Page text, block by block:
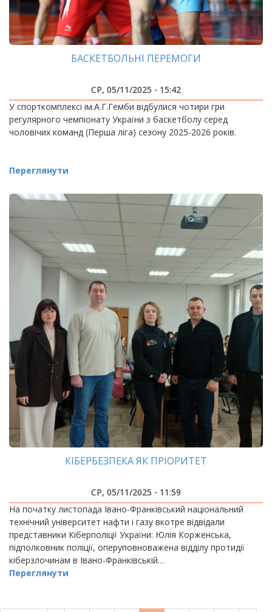
БАСКЕТБОЛЬНІ ПЕРЕМОГИ
СР, 05/11/2025 - 15:42
У спорткомплексі ім.А.Г.Гемби відбулися чотири гри
регулярного чемпіонату України з баскетболу серед
чоловічих команд (Перша ліга) сезону 2025-2026 років.
Переглянути
КІБЕРБЕЗПЕКА ЯК ПРІОРИТЕТ
СР, 05/11/2025 - 11:59
На початку листопада Івано-Франківський національний
технічний університет нафти і газу вкотре відвідали
представники Кіберполіції України: Юлія Корженська,
підполковник поліції, оперуповноважена відділу протидії
кіберзлочинам в Івано-Франківській…
Переглянути